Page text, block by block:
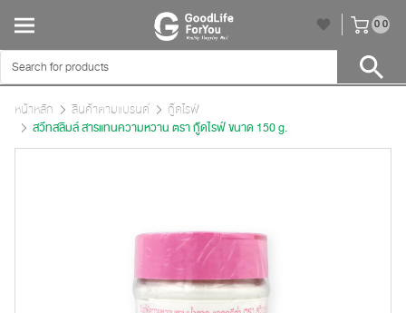
00
หน้าหลัก สินค้าตามแบรนด์
กู๊ดไรฟ์
สวีทสลิมล์ สารแทนความหวาน ตรา กู๊ดไรฟ์ ขนาด 150 g.